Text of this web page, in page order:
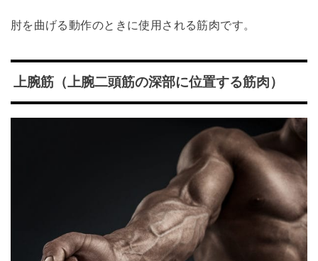
肘を曲げる動作のときに使用される筋肉です。
上腕筋（上腕二頭筋の深部に位置する筋肉）